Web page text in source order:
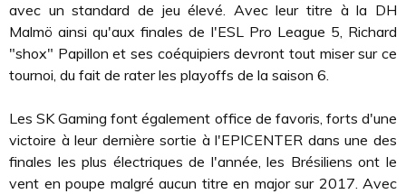
avec un standard de jeu élevé. Avec leur titre à la DH
Malmö ainsi qu'aux finales de l'ESL Pro League 5, Richard
"shox" Papillon et ses coéquipiers devront tout miser sur ce
tournoi, du fait de rater les playoffs de la saison 6.
Les SK Gaming font également office de favoris, forts d'une
victoire à leur dernière sortie à l'EPICENTER dans une des
finales les plus électriques de l'année, les Brésiliens ont le
vent en poupe malgré aucun titre en major sur 2017. Avec